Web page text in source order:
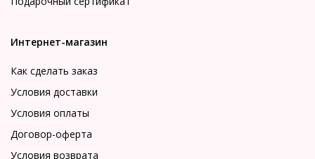
Интернет-магазин
Как сделать заказ
Условия доставки
Условия оплаты
Договор-оферта
Условия возврата